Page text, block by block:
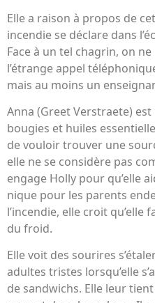
Elle a raison à propos de
incendie se déclare dans
Face à un tel chagrin, on
l’étrange appel
mais au moins un
Anna (Greet Verstraete)
bougies et huiles
de vouloir trouver une
elle ne se considère pas
engage Holly pour qu’elle
nique pour les parents
l’incendie, elle croit
du froid.
Elle voit des sourires
adultes tristes lorsqu’elle
de sandwichs. Elle leur